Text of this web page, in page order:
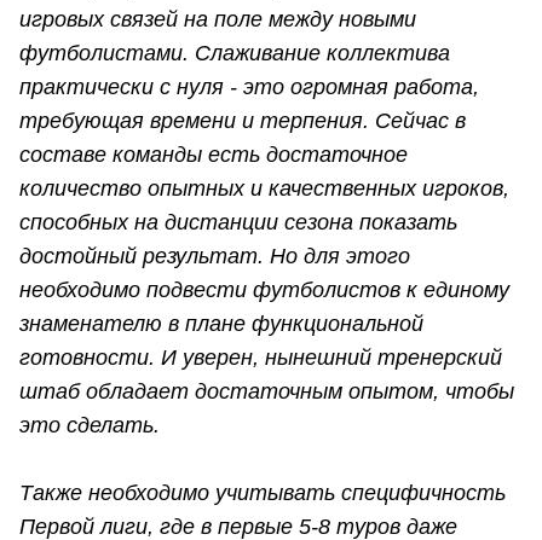
игровых связей на поле между новыми
футболистами. Слаживание коллектива
практически с нуля - это огромная работа,
требующая времени и терпения. Сейчас в
составе команды есть достаточное
количество опытных и качественных игроков,
способных на дистанции сезона показать
достойный результат. Но для этого
необходимо подвести футболистов к единому
знаменателю в плане функциональной
готовности. И уверен, нынешний тренерский
штаб обладает достаточным опытом, чтобы
это сделать.
Также необходимо учитывать специфичность
Первой лиги, где в первые 5-8 туров даже